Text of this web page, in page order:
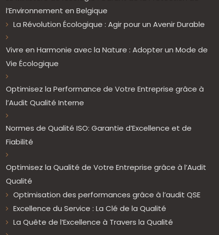
l’Environnement en Belgique
La Révolution Écologique : Agir pour un Avenir Durable
Vivre en Harmonie avec la Nature : Adopter un Mode de
Vie Écologique
Optimisez la Performance de Votre Entreprise grâce à
l’Audit Qualité Interne
Normes de Qualité ISO: Garantie d’Excellence et de
Fiabilité
Optimisez la Qualité de Votre Entreprise grâce à l’Audit
Qualité
Optimisation des performances grâce à l’audit QSE
Excellence du Service : La Clé de la Qualité
La Quête de l’Excellence à Travers la Qualité